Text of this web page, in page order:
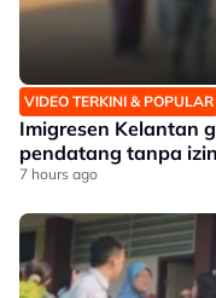
VIDEO TERKINI & POPULAR
Imigresen Kelantan
pendatang tanpa izin
7 hours ago